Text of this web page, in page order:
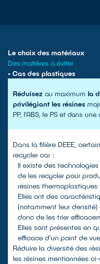
Le choix des matériaux
Des matières à éviter
• Cas des plastiques
Réduisez au maximum la
privilégiant les résines
PP, l’ABS, le PS et dans
Dans la filière DEEE,
recycler car :
Il existe des
de les recycler pour
résines thermoplastiques
Elles ont des
(notamment leur
donc de les trier
Elles sont présentes en
efficace d’un point de
Réduire la diversité des
les résines mentionnées